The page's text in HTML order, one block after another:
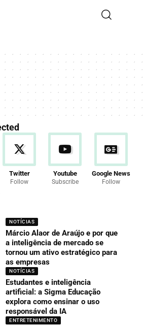
Twitter
Follow
Youtube
Subscribe
Google News
Follow
NOTÍCIAS
Márcio Alaor de Araújo e por que
a inteligência de mercado se
tornou um ativo estratégico para
as empresas
NOTÍCIAS
Estudantes e inteligência
artificial: a Sigma Educação
explora como ensinar o uso
responsável da IA
ENTRETENIMENTO